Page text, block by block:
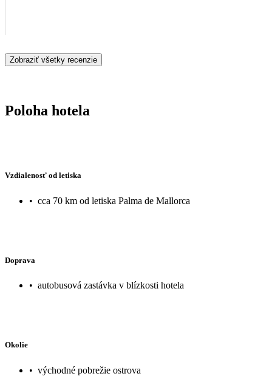
Zobraziť všetky recenzie
Poloha hotela
Vzdialenosť od letiska
• cca 70 km od letiska Palma de Mallorca
Doprava
• autobusová zastávka v blízkosti hotela
Okolie
• východné pobrežie ostrova